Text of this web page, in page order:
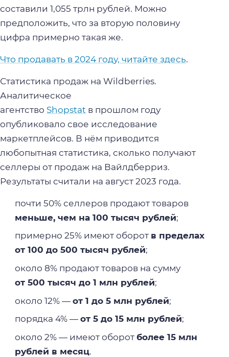
составили 1,055 трлн рублей. Можно
предположить, что за вторую половину
цифра примерно такая же.
Что продавать в 2024 году, читайте здесь.
Статистика продаж на Wildberries.
Аналитическое
агентство Shopstat в прошлом году
опубликовало свое исследование
маркетплейсов. В нём приводится
любопытная статистика, сколько получают
селлеры от продаж на Вайлдберриз.
Результаты считали на август 2023 года.
почти 50% селлеров продают товаров
меньше, чем на 100 тысяч рублей;
примерно 25% имеют оборот в пределах
от 100 до 500 тысяч рублей;
около 8% продают товаров на сумму
от 500 тысяч до 1 млн рублей;
около 12% — от 1 до 5 млн рублей;
порядка 4% — от 5 до 15 млн рублей;
около 2% — имеют оборот более 15 млн
рублей в месяц.